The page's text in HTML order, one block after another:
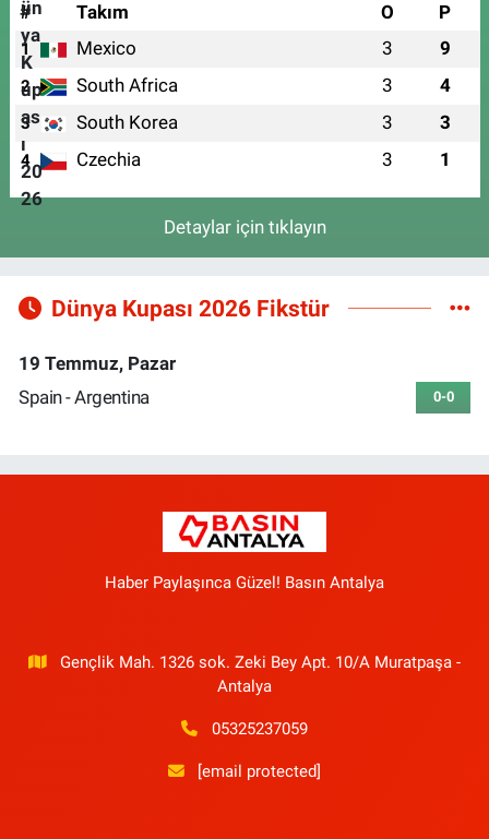
# Takım O P
1 Mexico 3 9
2 South Africa 3 4
3 South Korea 3 3
4 Czechia 3 1
Detaylar için tıklayın
Dünya Kupası 2026 Fikstür
19 Temmuz, Pazar
Spain - Argentina
0-0
Haber Paylaşınca Güzel! Basın Antalya
Gençlik Mah. 1326 sok. Zeki Bey Apt. 10/A Muratpaşa -
Antalya
05325237059
[email protected]